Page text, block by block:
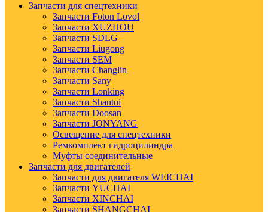
Запчасти для спецтехники
Запчасти Foton Lovol
Запчасти XUZHOU
Запчасти SDLG
Запчасти Liugong
Запчасти SEM
Запчасти Changlin
Запчасти Sany
Запчасти Lonking
Запчасти Shantui
Запчасти Doosan
Запчасти JONYANG
Освещение для спецтехники
Ремкомплект гидроцилиндра
Муфты соединительные
Запчасти для двигателей
Запчасти для двигателя WEICHAI
Запчасти YUCHAI
Запчасти XINCHAI
Запчасти SHANGCHAI